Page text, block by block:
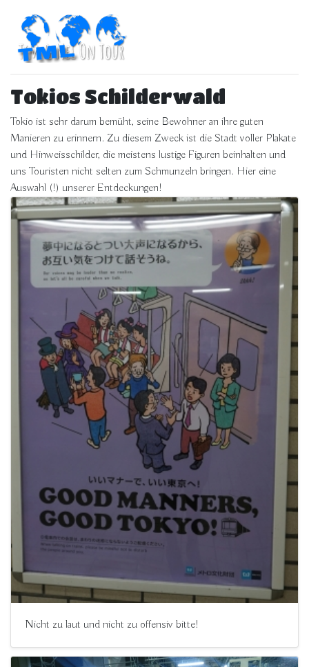
Tokios Schilderwald
Tokio ist sehr darum bemüht, seine Bewohner an ihre guten
Manieren zu erinnern. Zu diesem Zweck ist die Stadt voller Plakate
und Hinweisschilder, die meistens lustige Figuren beinhalten und
uns Touristen nicht selten zum Schmunzeln bringen. Hier eine
Auswahl (!) unserer Entdeckungen!
Nicht zu laut und nicht zu offensiv bitte!